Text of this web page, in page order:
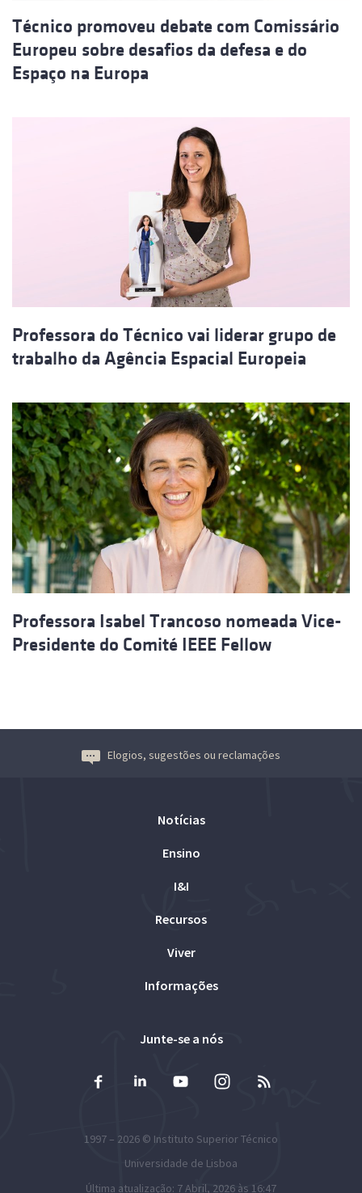
Técnico promoveu debate com Comissário
Europeu sobre desafios da defesa e do
Espaço na Europa
Professora do Técnico vai liderar grupo de
trabalho da Agência Espacial Europeia
Professora Isabel Trancoso nomeada Vice-
Presidente do Comité IEEE Fellow
Elogios, sugestões ou reclamações
Notícias
Ensino
I&I
Recursos
Viver
Informações
Junte-se a nós
1997 – 2026 © Instituto Superior Técnico
Universidade de Lisboa
Última atualização: 7 Abril, 2026 às 16:47